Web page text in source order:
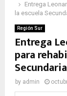
Entrega
la escuela
Región Sur
Entrega
para
by admin